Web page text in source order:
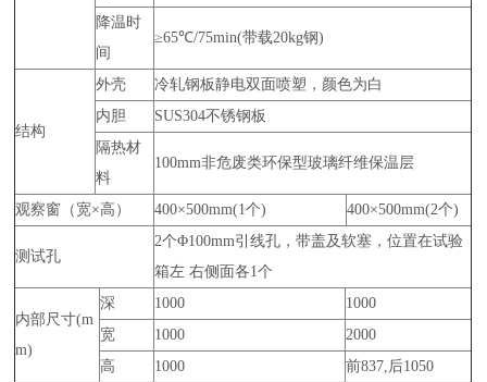
降温时
间
≥65℃/75min(带载20kg钢)
结构
外壳
冷轧钢板静电双面喷塑，颜色为白
内胆
SUS304不锈钢板
隔热材
料
100mm非危废类环保型玻璃纤维保温层
观察窗（宽×高） 400×500mm(1个) 400×500mm(2个)
测试孔
2个Φ100mm引线孔，带盖及软塞，位置在试验
箱左 右侧面各1个
内部尺寸(m
m)
深 1000
1000
宽
1000
2000
高
1000 前837,后1050